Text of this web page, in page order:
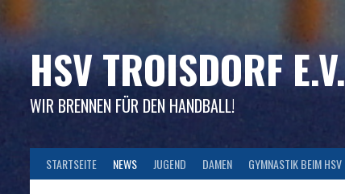
to
HSV TROISDORF E.V.
WIR BRENNEN FÜR DEN HANDBALL!
STARTSEITE NEWS JUGEND DAMEN GYMNASTIK BEIM